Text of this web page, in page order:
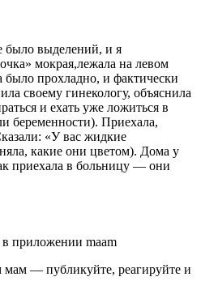
было выделений, и я
мокрая,лежала на левом
было прохладно, и фактически
своему гинекологу, объяснила
и ехать уже ложиться в
беременности). Приехала,
«У вас жидкие
какие они цветом). Дома у
приехала в больницу — они
в приложении maam
мам — публикуйте, реагируйте и